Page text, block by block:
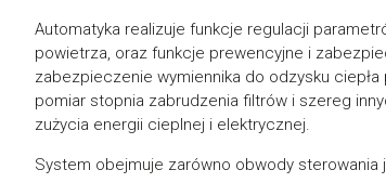
Automatyka realizuje funkcje regulacji
powietrza, oraz funkcje prewencyjne i
zabezpieczenie wymiennika do odzysku
pomiar stopnia zabrudzenia filtrów i szereg
zużycia energii cieplnej i elektrycznej.
System obejmuje zarówno obwody sterowania